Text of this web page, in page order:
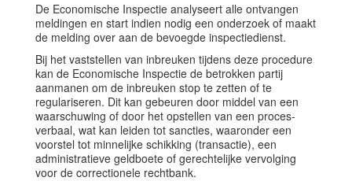
De Economische Inspectie analyseert alle ontvangen
meldingen en start indien nodig een onderzoek of maakt
de melding over aan de bevoegde inspectiedienst.
Bij het vaststellen van inbreuken tijdens deze procedure
kan de Economische Inspectie de betrokken partij
aanmanen om de inbreuken stop te zetten of te
regulariseren. Dit kan gebeuren door middel van een
waarschuwing of door het opstellen van een proces-
verbaal, wat kan leiden tot sancties, waaronder een
voorstel tot minnelijke schikking (transactie), een
administratieve geldboete of gerechtelijke vervolging
voor de correctionele rechtbank.